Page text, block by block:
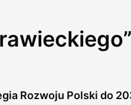
Rozwoju Polski do